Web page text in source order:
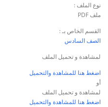
نوع الملف :
ملف PDF
القسم الخاص بـ :
الصف السادس
لمشاهدة و تحميل الملف
اضغط هنا للمشاهدة والتحميل
أو
لمشاهدة و تحميل الملف
اضغط هنا للمشاهدة والتحميل